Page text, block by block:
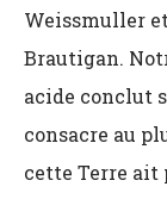
Weissmuller
Brautigan.
acide conclut
consacre au
cette Terre ait